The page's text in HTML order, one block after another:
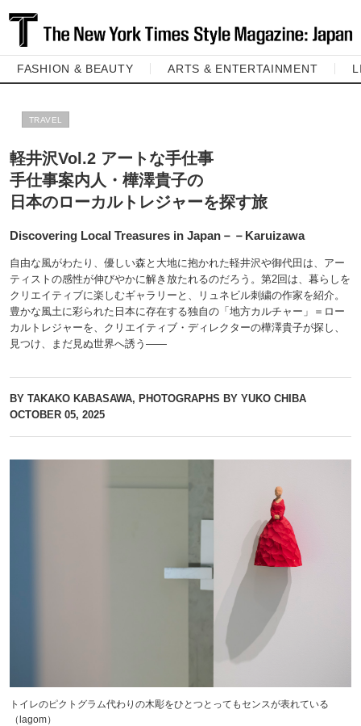
FASHION & BEAUTY ARTS & ENTERTAINMENT
TRAVEL
軽井沢Vol.2 アートな手仕事
手仕事案内人・樺澤貴子の
日本のローカルトレジャーを探す旅
Discovering Local Treasures in Japan－－Karuizawa
自由な風がわたり、優しい森と大地に抱かれた軽井沢や御代田は、アー
ティストの感性が伸びやかに解き放たれるのだろう。第2回は、暮らしを
クリエイティブに楽しむギャラリーと、リュネビル刺繍の作家を紹介。
豊かな風土に彩られた日本に存在する独自の「地方カルチャー」＝ロー
カルトレジャーを、クリエイティブ・ディレクターの樺澤貴子が探し、
見つけ、まだ見ぬ世界へ誘う――
BY TAKAKO KABASAWA, PHOTOGRAPHS BY YUKO CHIBA
OCTOBER 05, 2025
トイレのピクトグラム代わりの木彫をひとつとってもセンスが表れている
（lagom）